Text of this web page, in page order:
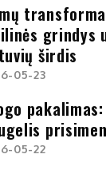
grindys
širdis
05-23
05-22